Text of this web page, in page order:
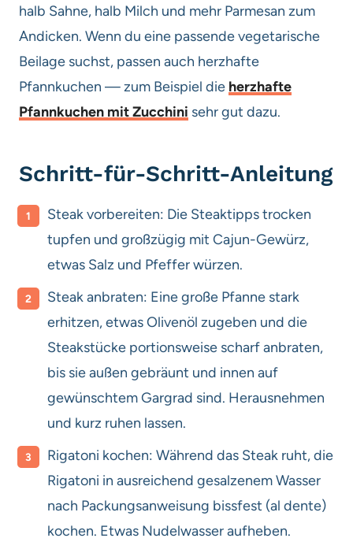
halb Sahne, halb Milch und mehr Parmesan zum
Andicken. Wenn du eine passende vegetarische
Beilage suchst, passen auch herzhafte
Pfannkuchen — zum Beispiel die herzhafte
Pfannkuchen mit Zucchini sehr gut dazu.
Schritt-für-Schritt-Anleitung
Steak vorbereiten: Die Steaktipps trocken
tupfen und großzügig mit Cajun-Gewürz,
etwas Salz und Pfeffer würzen.
Steak anbraten: Eine große Pfanne stark
erhitzen, etwas Olivenöl zugeben und die
Steakstücke portionsweise scharf anbraten,
bis sie außen gebräunt und innen auf
gewünschtem Gargrad sind. Herausnehmen
und kurz ruhen lassen.
Rigatoni kochen: Während das Steak ruht, die
Rigatoni in ausreichend gesalzenem Wasser
nach Packungsanweisung bissfest (al dente)
kochen. Etwas Nudelwasser aufheben.